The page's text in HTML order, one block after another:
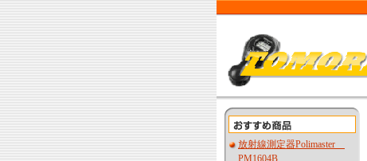
放射線測定器Polimaster
PM1604B